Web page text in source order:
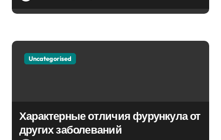
Uncategorised
Характерные отличия фурункула от
других заболеваний